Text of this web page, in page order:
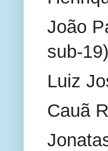
João
sub-
Luiz
Cauã